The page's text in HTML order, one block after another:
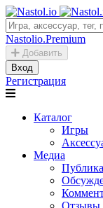
Nastolio.Premium
Добавить
Вход
Регистрация
Каталог
Игры
Медиа
Отзывы